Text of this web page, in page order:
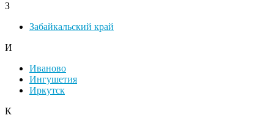
З
Забайкальский край
И
Иваново
Ингушетия
Иркутск
К